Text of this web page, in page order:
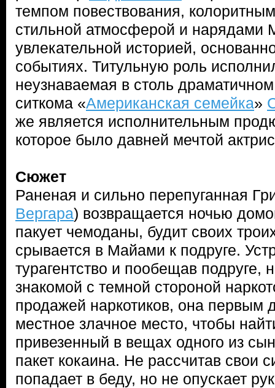
темпом повествования,
стильной атмосферой и нарядами
увлекательной историей,
событиях. Титульную роль
неузнаваемая в столь
ситкома «Американская семейка»
же является исполнительным
которое было давней мечтой
Сюжет
Раненая и сильно перепуганная
Вергара) возвращается ночью
пакует чемоданы, будит своих
срывается в Майами к подруге.
турагентство и пообещав подруге,
знакомой с темной стороной
продажей наркотиков, она первым
местное злачное место, чтобы
привезенный в вещах одного из
пакет кокаина. Не рассчитав свои
попадает в беду, но не опускает